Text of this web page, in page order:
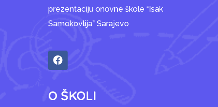
prezentaciju onovne škole “Isak
Samokovlija” Sarajevo
O ŠKOLI